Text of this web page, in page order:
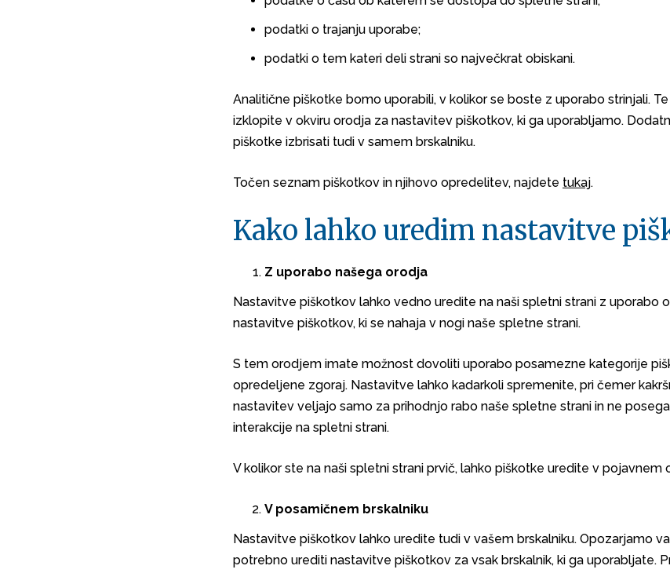
podatki o trajanju uporabe;
podatki o tem kateri deli strani so največkrat obiskani.
Analitične piškotke bomo uporabili, v kolikor se boste z uporabo strinjali.
izklopite v okviru orodja za nastavitev piškotkov, ki ga uporabljamo.
piškotke izbrisati tudi v samem brskalniku.
Točen seznam piškotkov in njihovo opredelitev, najdete tukaj.
Kako lahko uredim nastavitve
Z uporabo našega orodja
Nastavitve piškotkov lahko vedno uredite na naši spletni strani z uporabo
nastavitve piškotkov, ki se nahaja v nogi naše spletne strani.
S tem orodjem imate možnost dovoliti uporabo posamezne kategorije
opredeljene zgoraj. Nastavitve lahko kadarkoli spremenite, pri čemer
nastavitev veljajo samo za prihodnjo rabo naše spletne strani in ne
interakcije na spletni strani.
V kolikor ste na naši spletni strani prvič, lahko piškotke uredite v pojavnem
V posamičnem brskalniku
Nastavitve piškotkov lahko uredite tudi v vašem brskalniku. Opozarjamo
potrebno urediti nastavitve piškotkov za vsak brskalnik, ki ga uporabljate.